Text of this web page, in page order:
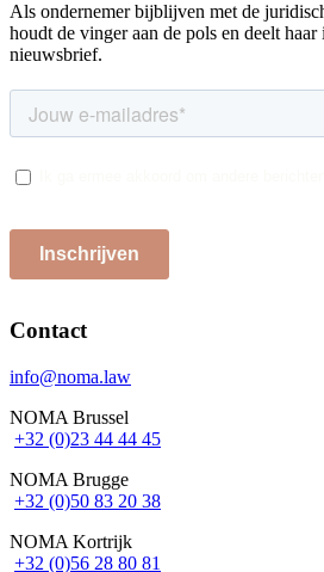
Als ondernemer bijblijven met de
houdt de vinger aan de pols en deelt
nieuwsbrief.
Contact
info@noma.law
NOMA Brussel
+32 (0)23 44 44 45
NOMA Brugge
+32 (0)50 83 20 38
NOMA Kortrijk
+32 (0)56 28 80 81